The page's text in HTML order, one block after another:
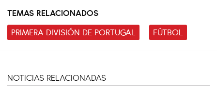
TEMAS RELACIONADOS
PRIMERA DIVISIÓN DE PORTUGAL
FÚTBOL
NOTICIAS RELACIONADAS